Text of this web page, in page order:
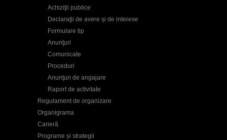
Achiziţii publice
Declaraţii de avere și de interese
Formulare tip
Anunţuri
Comunicate
Proceduri
Anunţuri de angajare
Raport de activitate
Regulament de organizare
Organigrama
Carieră
Programe și strategii